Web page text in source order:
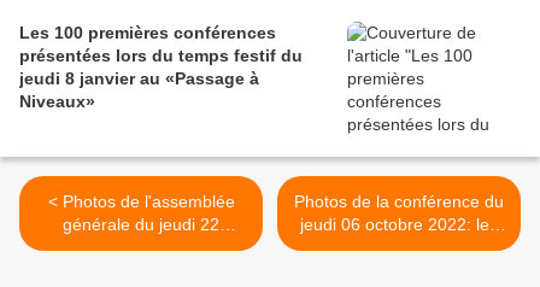
Les 100 premières conférences
présentées lors du temps festif du
jeudi 8 janvier au «Passage à
Niveaux»
< Photos de l'assemblée
générale du jeudi 22
septembre
Photos de la conférence du
jeudi 06 octobre 2022: les
femmes afghanes >